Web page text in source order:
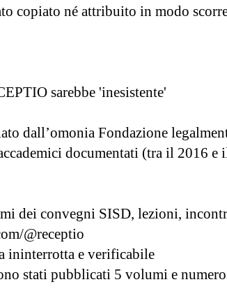
copiato né attribuito in modo
sarebbe 'inesistente'
dall’omonia Fondazione
documentati (tra il 2016 e
dei convegni SISD, lezioni,
@receptio
ininterrotta e verificabile
stati pubblicati 5 volumi e